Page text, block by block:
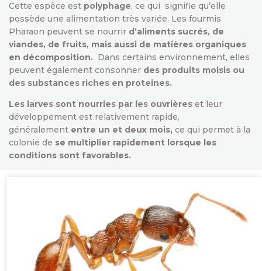
Cette espèce est polyphage, ce qui signifie qu’elle
possède une alimentation très variée. Les fourmis
Pharaon peuvent se nourrir d’aliments sucrés, de
viandes, de fruits, mais aussi de matières organiques
en décomposition. Dans certains environnement, elles
peuvent également consonner des produits moisis ou
des substances riches en proteines.
Les larves sont nourries par les ouvrières et leur
développement est relativement rapide,
généralement entre un et deux mois, ce qui permet à la
colonie de se multiplier rapidement lorsque les
conditions sont favorables.